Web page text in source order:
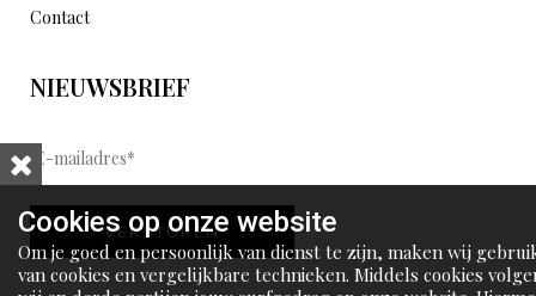
Contact
NIEUWSBRIEF
E
-
m
a
i
VERSTUREN
Cookies op onze website
Om je goed en persoonlijk van dienst te zijn, maken wij
van cookies en vergelijkbare technieken. Middels cookies